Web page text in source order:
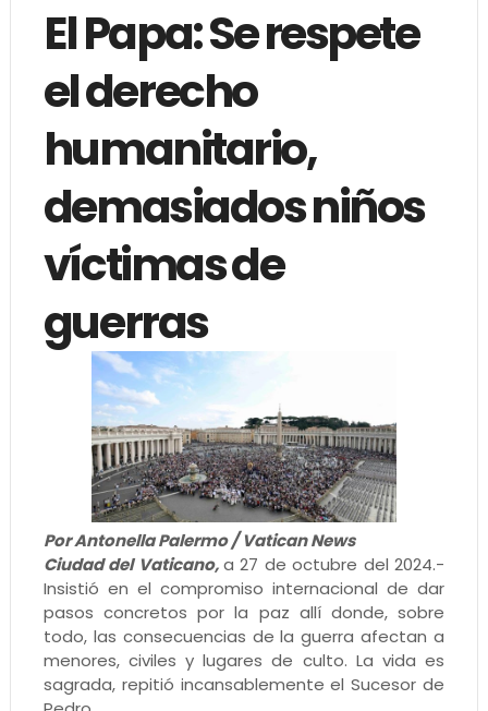
El Papa: Se respete
el derecho
humanitario,
demasiados niños
víctimas de
guerras
Por Antonella Palermo / Vatican News
Ciudad del Vaticano,a 27 de octubre del 2024.-
Insistió en el compromiso internacional de dar
pasos concretos por la paz allí donde, sobre
todo, las consecuencias de la guerra afectan a
menores, civiles y lugares de culto. La vida es
sagrada, repitió incansablemente el Sucesor de